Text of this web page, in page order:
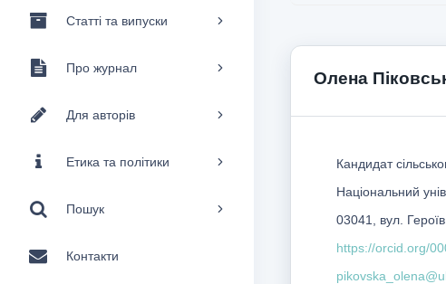
Статті та випуски
Про журнал
Для авторів
Етика та політики
Пошук
Контакти
Олена
Кандидат
Національний
03041, вул.
https://orcid.org/